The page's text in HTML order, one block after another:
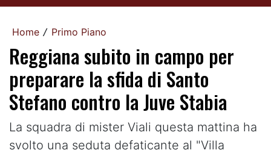
Home / Primo Piano
Reggiana subito in campo per
preparare la sfida di Santo
Stefano contro la Juve Stabia
La squadra di mister Viali questa mattina ha
svolto una seduta defaticante al "Villa